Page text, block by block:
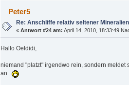
Peter5
Re: Anschliffe relativ seltener Mineralien
«Antwort #24 am: April 14, 2010, 18:33:49
Hallo Oeldidi,
niemand "platzt" irgendwo rein, sondern meldet
an.